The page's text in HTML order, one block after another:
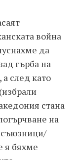
война
да
гърба на
след като
стана
на
съюзници/
я бяхме